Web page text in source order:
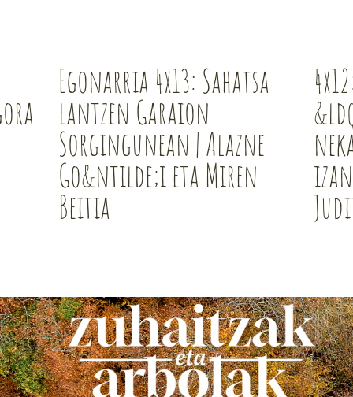
Egonarria 4x13: Sahatsa
lantzen Garaion
Sorgingunean | Alazne
Go&ntilde;i eta Miren
Beitia